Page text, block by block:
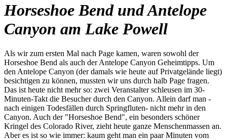
Horseshoe Bend und Antelope
Canyon am Lake Powell
Als wir zum ersten Mal nach Page kamen, waren sowohl der
Horseshoe Bend als auch der Antelope Canyon Geheimtipps. Um
den Antelope Canyon (der damals wie heute auf Privatgelände liegt)
besichtigen zu können, mussten wir uns durch halb Page fragen.
Das ist heute nicht mehr so: zwei Veranstalter schleusen im 30-
Minuten-Takt die Besucher durch den Canyon. Allein darf man -
nach einigen Todesfällen durch Springfluten- nicht mehr in den
Canyon. Auch der "Horseshoe Bend", ein besonders schöner
Kringel des Colorado River, zieht heute ganze Menschenmassen an.
Aber es ist so wie immer: kaum geht man ein paar Minuten vom